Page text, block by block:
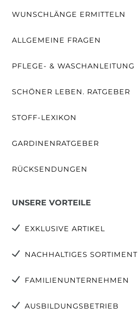
WUNSCHLÄNGE ERMITTELN
ALLGEMEINE FRAGEN
PFLEGE- & WASCHANLEITUNG
SCHÖNER LEBEN. RATGEBER
STOFF-LEXIKON
GARDINENRATGEBER
RÜCKSENDUNGEN
UNSERE VORTEILE
EXKLUSIVE ARTIKEL
NACHHALTIGES SORTIMENT
FAMILIENUNTERNEHMEN
AUSBILDUNGSBETRIEB